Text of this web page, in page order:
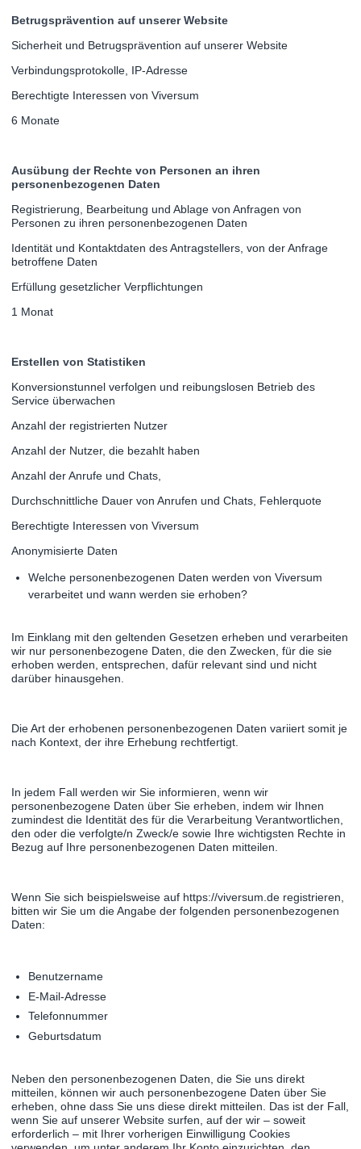
Betrugsprävention auf unserer Website
Sicherheit und Betrugsprävention auf unserer Website
Verbindungsprotokolle, IP-Adresse
Berechtigte Interessen von Viversum
6 Monate
Ausübung der Rechte von Personen an ihren
personenbezogenen Daten
Registrierung, Bearbeitung und Ablage von Anfragen von
Personen zu ihren personenbezogenen Daten
Identität und Kontaktdaten des Antragstellers, von der Anfrage
betroffene Daten
Erfüllung gesetzlicher Verpflichtungen
1 Monat
Erstellen von Statistiken
Konversionstunnel verfolgen und reibungslosen Betrieb des
Service überwachen
Anzahl der registrierten Nutzer
Anzahl der Nutzer, die bezahlt haben
Anzahl der Anrufe und Chats,
Durchschnittliche Dauer von Anrufen und Chats, Fehlerquote
Berechtigte Interessen von Viversum
Anonymisierte Daten
Welche personenbezogenen Daten werden von Viversum
verarbeitet und wann werden sie erhoben?
Im Einklang mit den geltenden Gesetzen erheben und verarbeiten
wir nur personenbezogene Daten, die den Zwecken, für die sie
erhoben werden, entsprechen, dafür relevant sind und nicht
darüber hinausgehen.
Die Art der erhobenen personenbezogenen Daten variiert somit je
nach Kontext, der ihre Erhebung rechtfertigt.
In jedem Fall werden wir Sie informieren, wenn wir
personenbezogene Daten über Sie erheben, indem wir Ihnen
zumindest die Identität des für die Verarbeitung Verantwortlichen,
den oder die verfolgte/n Zweck/e sowie Ihre wichtigsten Rechte in
Bezug auf Ihre personenbezogenen Daten mitteilen.
Wenn Sie sich beispielsweise auf https://viversum.de registrieren,
bitten wir Sie um die Angabe der folgenden personenbezogenen
Daten:
Benutzername
E-Mail-Adresse
Telefonnummer
Geburtsdatum
Neben den personenbezogenen Daten, die Sie uns direkt
mitteilen, können wir auch personenbezogene Daten über Sie
erheben, ohne dass Sie uns diese direkt mitteilen. Das ist der Fall,
wenn Sie auf unserer Website surfen, auf der wir – soweit
erforderlich – mit Ihrer vorherigen Einwilligung Cookies